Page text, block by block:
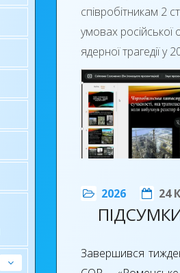
співробітникам 2
умовах російської
ядерної трагедії у
2026 24
Завершився